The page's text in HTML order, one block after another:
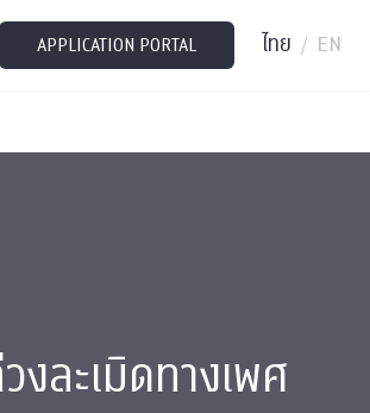
APPLICATION PORTAL ไทย / EN
งละเมิดทางเพศ